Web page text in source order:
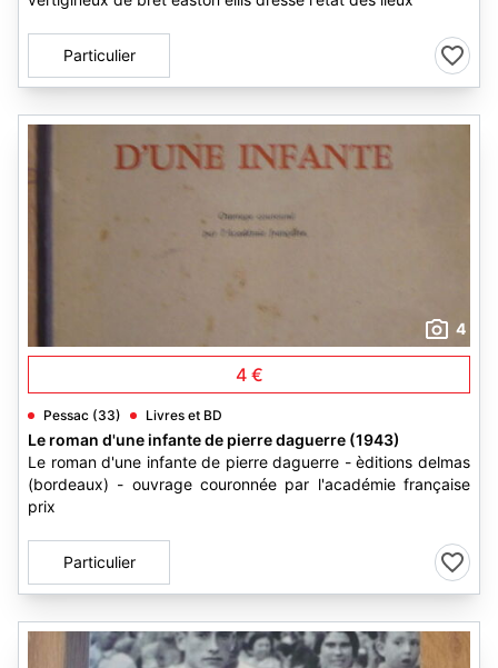
Particulier
4
4 €
Pessac (33) Livres et BD
Le roman d'une infante de pierre daguerre (1943)
Le roman d'une infante de pierre daguerre - èditions delmas
(bordeaux) - ouvrage couronnée par l'académie française
prix
Particulier